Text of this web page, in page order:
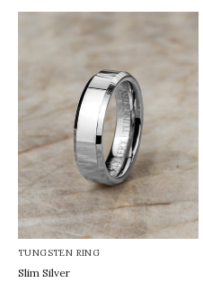
TUNGSTEN RING
Slim Silver